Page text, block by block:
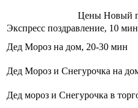
Цены Новый
Экспресс поздравление, 10 мин
Дед Мороз на дом, 20-30 мин
Дед Мороз и Снегурочка на
Дед мороз и Снегурочка в